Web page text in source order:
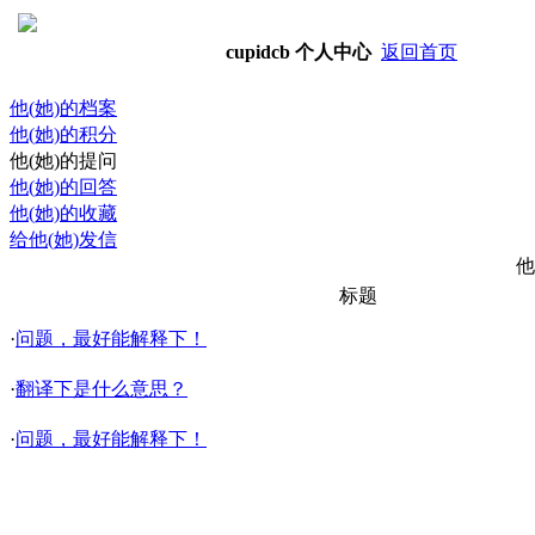
cupidcb 个人中心 返回首页
他(她)的档案
他(她)的积分
他(她)的提问
他(她)的回答
他(她)的收藏
给他(她)发信
标题
·问题，最好能解释下！
·翻译下是什么意思？
·问题，最好能解释下！